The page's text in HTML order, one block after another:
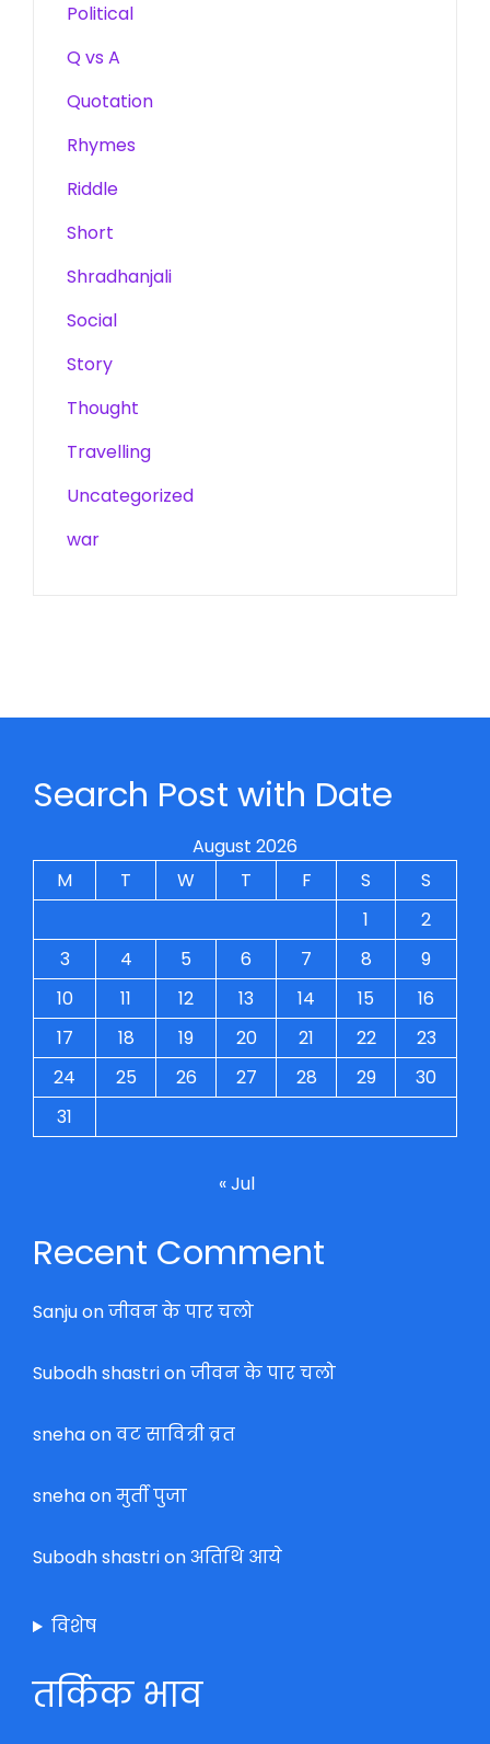
Political
Q vs A
Quotation
Rhymes
Riddle
Short
Shradhanjali
Social
Story
Thought
Travelling
Uncategorized
war
Search Post with Date
August 2026
M
T W T F S
S
1
2
3
4 5 6 7 8
9
10
11 12 13 14 15
16
17
18 19 20 21 22
23
24
25 26 27 28 29
30
31
« Jul
Recent Comment
Sanjuonजीवन के पार चलो
Subodh shastrionजीवन के पार चलो
snehaonवट सावित्री व्रत
snehaonमुर्ती पुजा
Subodh shastrionअतिथि आये
विशेष
तर्किक भाव